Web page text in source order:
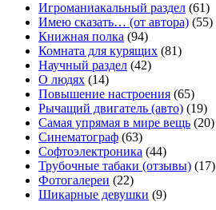
Игроманиакальный раздел (61)
Имею сказать… (от автора) (55)
Книжная полка (94)
Комната для курящих (81)
Научный раздел (42)
О людях (14)
Повышение настроения (65)
Рычащий двигатель (авто) (19)
Самая упрямая в мире вещь (20)
Синематограф (63)
Софтоэлектроника (44)
Трубочные табаки (отзывы) (17)
Фотогалереи (22)
Шикарные девушки (9)